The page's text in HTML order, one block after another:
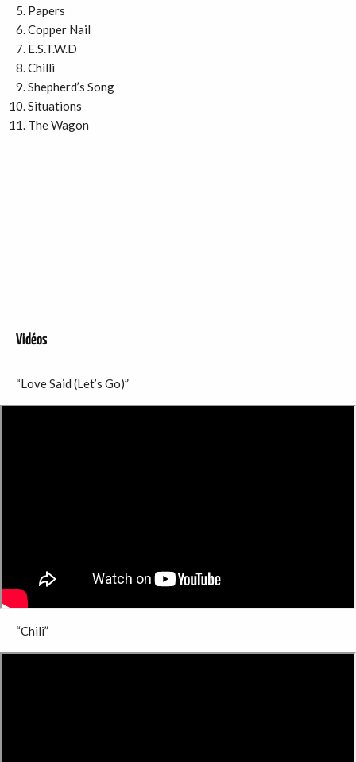
Papers
Copper Nail
E.S.T.W.D
Chilli
Shepherd’s Song
Situations
The Wagon
Vidéos
“Love Said (Let’s Go)”
“Chili”